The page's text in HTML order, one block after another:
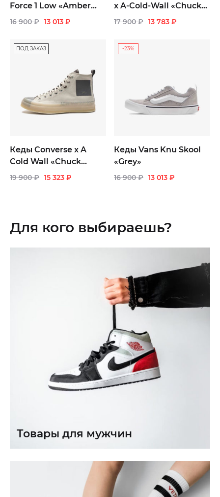
Force 1 Low «Amber
Brown»
16 900₽ 13 013 ₽
x A-Cold-Wall «Chuck
Taylor All Star 1970s
17 900₽ 13 783 ₽
ПОД ЗАКАЗ
Кеды Converse x A
Cold Wall «Chuck
Taylor All Star 1970s
19 900₽ 15 323 ₽
-23%
Кеды Vans Knu Skool
«Grey»
16 900₽ 13 013 ₽
Для кого выбираешь?
Товары для мужчин